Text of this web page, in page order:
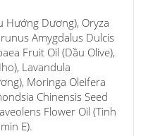
Hướng Dương), Oryza
Amygdalus Dulcis
Fruit Oil (Dầu Olive),
Lavandula
Moringa Oleifera
Chinensis Seed
Flower Oil (Tinh
E).